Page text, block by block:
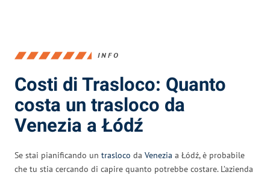
INFO
Costi di Trasloco: Quanto
costa un trasloco da
Venezia a Łódź
Se stai pianificando un trasloco da Venezia a Łódź, è probabile
che tu stia cercando di capire quanto potrebbe costare. L’azienda